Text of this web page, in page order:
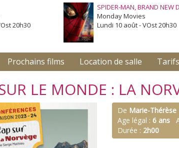
20h30
SPIDER-MAN, BRAND NEW
Monday Movies
Lundi 10 août - VOst 20h30
Prochains films Location de salle
LE MONDE : LA
De Marie-
Age légal : 6 ans
Durée : 2h00